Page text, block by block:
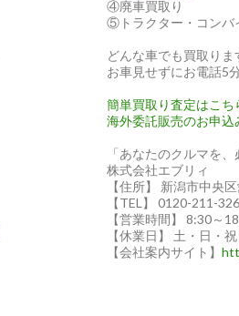
④廃車買取り
⑤トラクター・コンバ
どんな車でも買取りま
お車見せずにお電話5
簡単買取り査定はこち
海外委託販売のお申込
「あなたのクルマを
株式会社エブリィ
【住所】 新潟市中央
【TEL】 0120-211-326
【営業時間】 8:30～
【休業日】 土・日・祝
【会社案内サイト】